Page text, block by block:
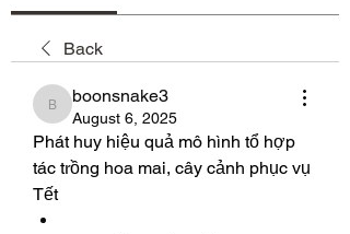
Back
boonsnake3
boonsnake3
August 6, 2025
Phát huy hiệu quả mô hình tổ hợp
tác trồng hoa mai, cây cảnh phục vụ
Tết